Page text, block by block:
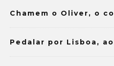
Chamem o Oliver, o
Pedalar por Lisboa,